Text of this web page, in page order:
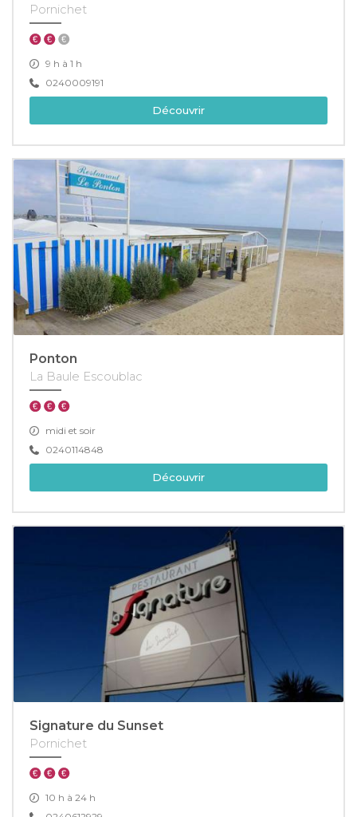
Pornichet
9 h à 1 h
0240009191
Découvrir
Ponton
La Baule Escoublac
midi et soir
0240114848
Découvrir
Signature du Sunset
Pornichet
10 h à 24 h